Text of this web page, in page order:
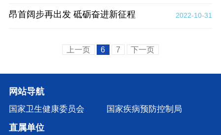
昂首阔步再出发 砥砺奋进新征程 2022-10-31
上一页 6 7 下一页
网站导航
国家卫生健康委员会 国家疾病预防控制局
直属单位